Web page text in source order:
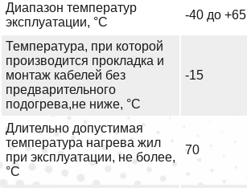
Диапазон температур
эксплуатации, °С
-40 до +65
Температура, при которой
производится прокладка и
монтаж кабелей без
предварительного
подогрева,не ниже, °С
-15
Длительно допустимая
температура нагрева жил
при эксплуатации, не более,
°С
70